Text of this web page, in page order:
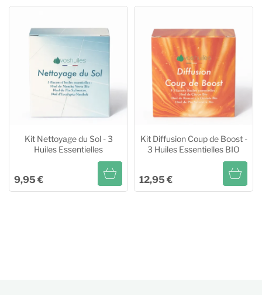
Kit Déo Assainissant Maison
Vaporisateur de 50ML
Ajouter au panier
Kit Diffusion Eté - 3 Huiles
Ajouter au panier
Kit Nettoyage du Sol - 3
Huiles Essentielles
9,95 €
Kit Diffusion Coup de Boost -
3 Huiles Essentielles BIO
12,95 €